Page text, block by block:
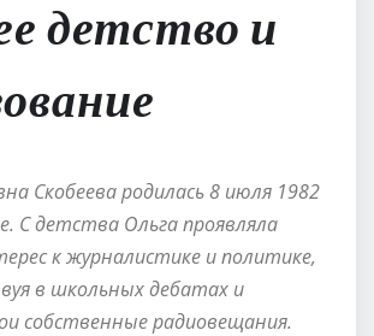
детство и
Скобеева родилась 8 июля 1982
С детства Ольга проявляла
к журналистике и политике,
в школьных дебатах и
собственные радиовещания.